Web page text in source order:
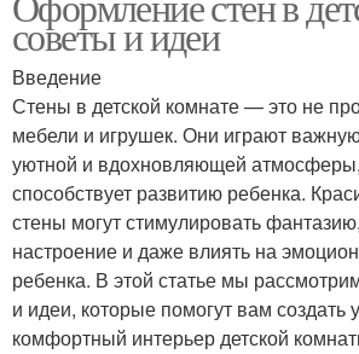
советы и идеи
Введение
Стены в детской комнате — это не
мебели и игрушек. Они играют
уютной и вдохновляющей
способствует развитию ребенка.
стены могут стимулировать
настроение и даже влиять на
ребенка. В этой статье мы
и идеи, которые помогут вам создать
комфортный интерьер детской